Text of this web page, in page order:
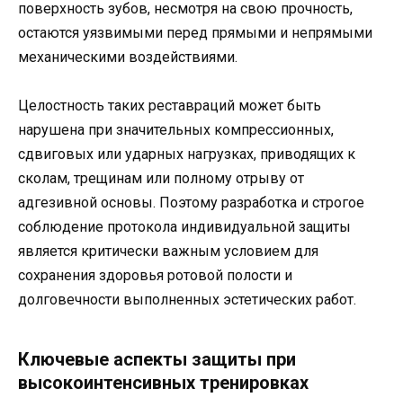
поверхность зубов, несмотря на свою прочность,
остаются уязвимыми перед прямыми и непрямыми
механическими воздействиями.
Целостность таких реставраций может быть
нарушена при значительных компрессионных,
сдвиговых или ударных нагрузках, приводящих к
сколам, трещинам или полному отрыву от
адгезивной основы. Поэтому разработка и строгое
соблюдение протокола индивидуальной защиты
является критически важным условием для
сохранения здоровья ротовой полости и
долговечности выполненных эстетических работ.
Ключевые аспекты защиты при
высокоинтенсивных тренировках